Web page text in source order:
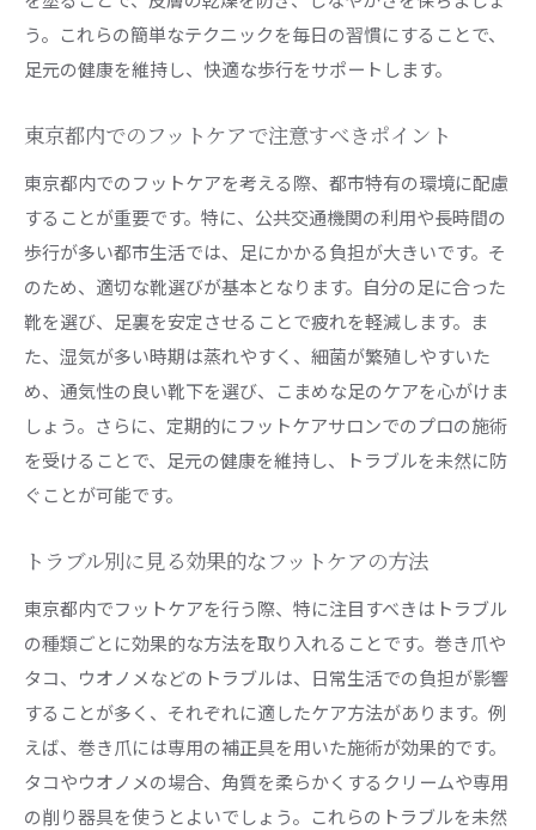
う。これらの簡単なテクニックを毎日の習慣にすることで、
足元の健康を維持し、快適な歩行をサポートします。
東京都内でのフットケアで注意すべきポイント
東京都内でのフットケアを考える際、都市特有の環境に配慮
することが重要です。特に、公共交通機関の利用や長時間の
歩行が多い都市生活では、足にかかる負担が大きいです。そ
のため、適切な靴選びが基本となります。自分の足に合った
靴を選び、足裏を安定させることで疲れを軽減します。ま
た、湿気が多い時期は蒸れやすく、細菌が繁殖しやすいた
め、通気性の良い靴下を選び、こまめな足のケアを心がけま
しょう。さらに、定期的にフットケアサロンでのプロの施術
を受けることで、足元の健康を維持し、トラブルを未然に防
ぐことが可能です。
トラブル別に見る効果的なフットケアの方法
東京都内でフットケアを行う際、特に注目すべきはトラブル
の種類ごとに効果的な方法を取り入れることです。巻き爪や
タコ、ウオノメなどのトラブルは、日常生活での負担が影響
することが多く、それぞれに適したケア方法があります。例
えば、巻き爪には専用の補正具を用いた施術が効果的です。
タコやウオノメの場合、角質を柔らかくするクリームや専用
の削り器具を使うとよいでしょう。これらのトラブルを未然